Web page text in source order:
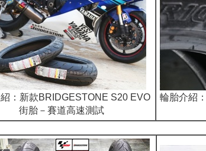
： 新款BRIDGESTONE S20 EVO
街胎－賽道高速測試
輪胎介紹：